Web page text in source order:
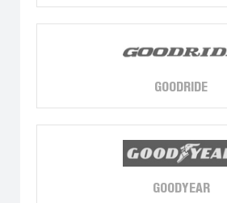
GOODRIDE
GOODYEAR